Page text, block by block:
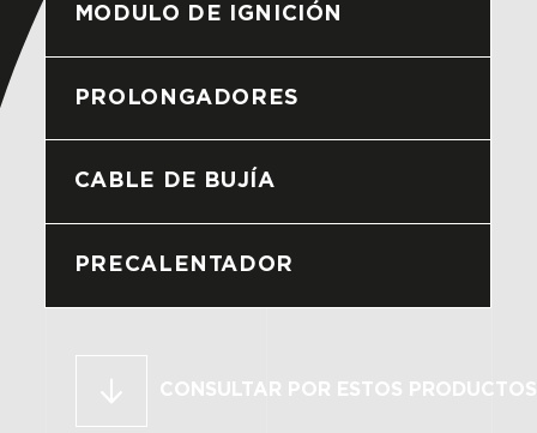
MODULO DE IGNICIÓN
PROLONGADORES
CABLE DE BUJÍA
PRECALENTADOR
CONSULTAR POR ESTOS PRODUCTOS